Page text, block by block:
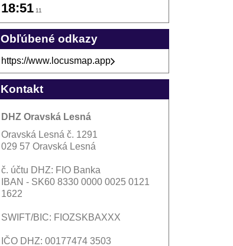
18:51 11
Obľúbené odkazy
https://www.locusmap.app
Kontakt
DHZ Oravská Lesná
Oravská Lesná č. 1291
029 57 Oravská Lesná
č. účtu DHZ: FIO Banka
IBAN - SK60 8330 0000 0025 0121
1622
SWIFT/BIC: FIOZSKBAXXX
IČO DHZ: 00177474 3503